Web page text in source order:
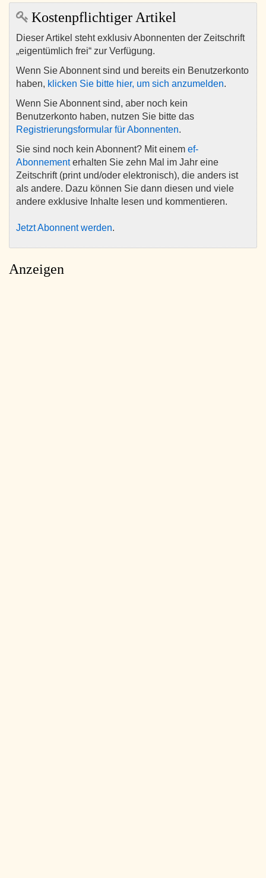
Kostenpflichtiger Artikel
Dieser Artikel steht exklusiv Abonnenten der Zeitschrift
„eigentümlich frei“ zur Verfügung.
Wenn Sie Abonnent sind und bereits ein Benutzerkonto
haben, klicken Sie bitte hier, um sich anzumelden.
Wenn Sie Abonnent sind, aber noch kein
Benutzerkonto haben, nutzen Sie bitte das
Registrierungsformular für Abonnenten.
Sie sind noch kein Abonnent? Mit einem ef-
Abonnementerhalten Sie zehn Mal im Jahr eine
Zeitschrift (print und/oder elektronisch), die anders ist
als andere. Dazu können Sie dann diesen und viele
andere exklusive Inhalte lesen und kommentieren.
Jetzt Abonnent werden.
Anzeigen